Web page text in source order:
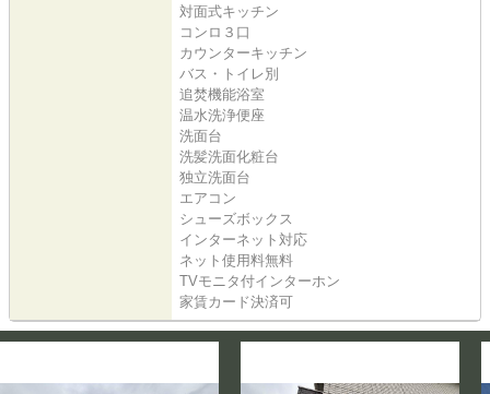
対面式キッチン
コンロ３口
カウンターキッチン
バス・トイレ別
追焚機能浴室
温水洗浄便座
洗面台
洗髪洗面化粧台
独立洗面台
エアコン
シューズボックス
インターネット対応
ネット使用料無料
TVモニタ付インターホン
家賃カード決済可